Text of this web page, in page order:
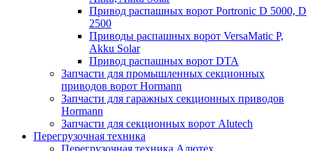
Привод распашных ворот Portronic D 5000, D
2500
Приводы распашных ворот VersaMatic P,
Akku Solar
Привод распашных ворот DTA
Запчасти для промышленных секционных
приводов ворот Hormann
Запчасти для гаражных секционных приводов
Hormann
Запчасти для секционных ворот Alutech
Перегрузочная техника
Перегрузочная техника Алютех